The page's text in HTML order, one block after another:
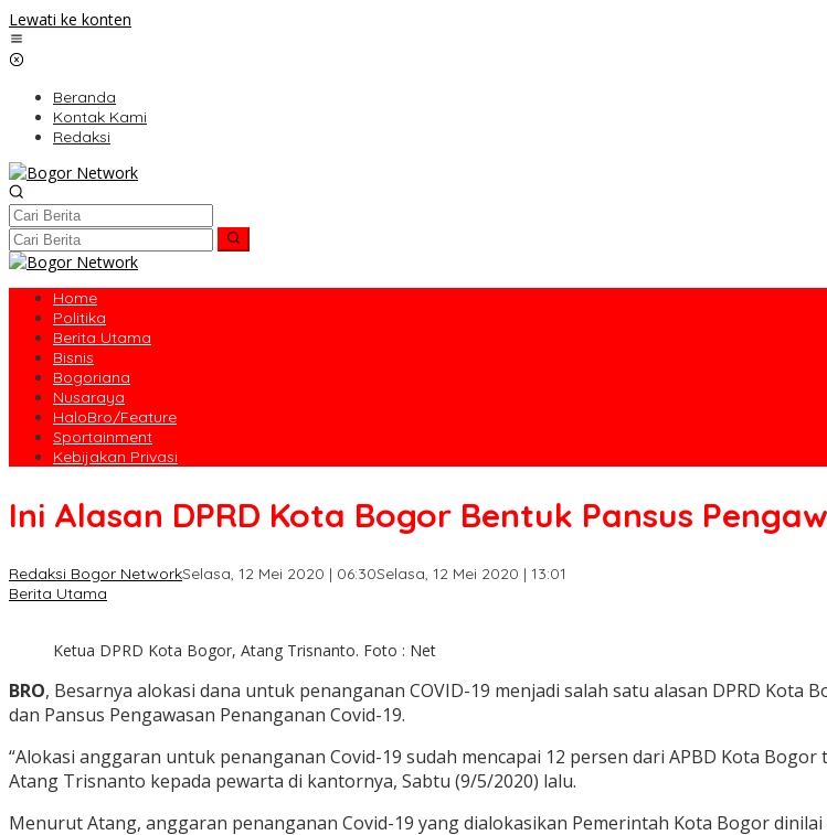
Lewati ke konten
Beranda
Kontak Kami
Redaksi
Home
Politika
Berita Utama
Bisnis
Bogoriana
Nusaraya
HaloBro/Feature
Sportainment
Kebijakan Privasi
Ini Alasan DPRD Kota Bogor Bentuk Pansus
Redaksi Bogor NetworkSelasa, 12 Mei 2020 | 06:30Selasa, 12 Mei 2020 | 13:01
Berita Utama
Ketua DPRD Kota Bogor, Atang Trisnanto. Foto : Net
BRO, Besarnya alokasi dana untuk penanganan COVID-19 menjadi salah satu alasan DPRD Kota
dan Pansus Pengawasan Penanganan Covid-19.
“Alokasi anggaran untuk penanganan Covid-19 sudah mencapai 12 persen dari APBD Kota
Atang Trisnanto kepada pewarta di kantornya, Sabtu (9/5/2020) lalu.
Menurut Atang, anggaran penanganan Covid-19 yang dialokasikan Pemerintah Kota Bogor